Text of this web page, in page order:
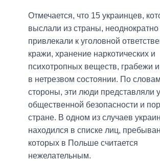
Отмечается, что 15 украинцев,
выслали из страны, неоднократно
привлекали к уголовной
кражи, хранение наркотических и
психотропных веществ, грабежи
в нетрезвом состоянии. По
стороны, эти люди представляли
общественной безопасности и
стране. В одном из случаев
находился в списке лиц,
которых в Польше считается
нежелательным.